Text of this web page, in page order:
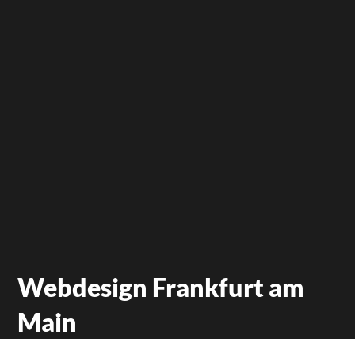
Webdesign Frankfurt am
Main